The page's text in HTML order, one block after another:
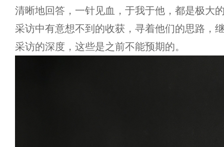
清晰地回答，一针见血，于我于他，都是极大
采访中有意想不到的收获，寻着他们的思路，
采访的深度，这些是之前不能预期的。